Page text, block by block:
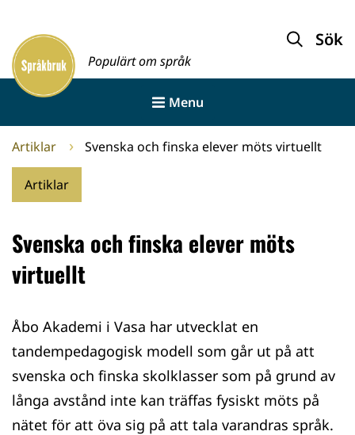
innehållet
Framsida
Populärt om språk
Sök
Menu
Artiklar Svenska och finska elever möts virtuellt
Artiklar
Svenska och finska elever möts
virtuellt
Åbo Akademi i Vasa har utvecklat en
tandempedagogisk modell som går ut på att
svenska och finska skolklasser som på grund av
långa avstånd inte kan träffas fysiskt möts på
nätet för att öva sig på att tala varandras språk.